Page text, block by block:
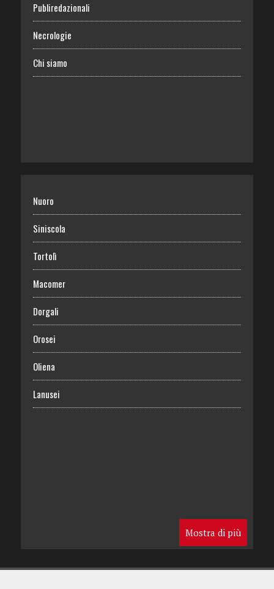
Publiredazionali
Necrologie
Chi siamo
Nuoro
Siniscola
Tortolì
Macomer
Dorgali
Orosei
Oliena
Lanusei
Mostra di più